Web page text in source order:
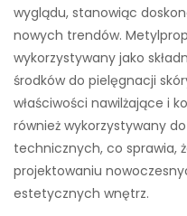
wyglądu, stanowiąc
nowych trendów.
wykorzystywany jako
środków do pielęgnacji
właściwości nawilżające i
również wykorzystywany
technicznych, co sprawia,
projektowaniu
estetycznych wnętrz.